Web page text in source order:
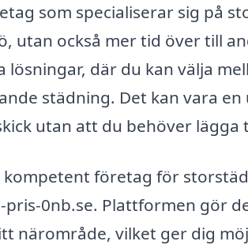
som specialiserar sig på
utan också mer tid över till
där du kan välja
städning. Det kan vara
utan att du behöver lägga
företag för
0nb.se. Plattformen gör
närområde, vilket ger dig